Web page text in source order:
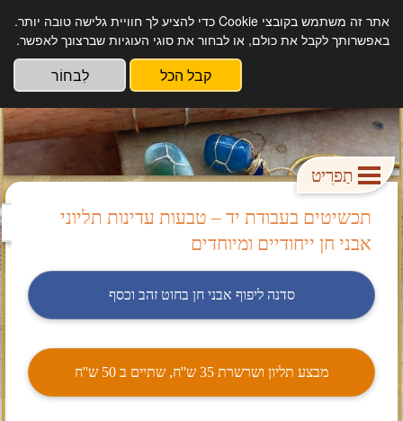
אבן דרך תכשיטים עבודת יד מקורית.
תַפרִיט
תכשיטים בעבודת יד – טבעות עדינות תליוני
אבני חן ייחודיים ומיוחדים
סדנה ליפוף אבני חן בחוט זהב וכסף
מבצע תליון ושרשרת 35 ש''ח, שתיים ב 50 ש''ח
אתר זה משתמש בקובצי Cookie כדי להציע לך חוויית גלישה טובה יותר.
באפשרותך לקבל את כולם, או לבחור את סוגי העוגיות שברצונך לאפשר.
לִבחוֹר קבל הכל